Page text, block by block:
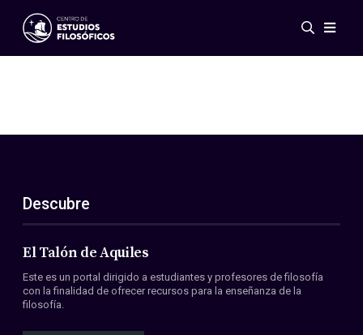
Eventos
ES
EN
Acerca de nosotros
Miembros
Convenios
Descubre
El Talón de Aquiles
Este es un portal dirigido a estudiantes y profesores de filosofía
con la finalidad de ofrecer recursos para la enseñanza de la
filosofía.